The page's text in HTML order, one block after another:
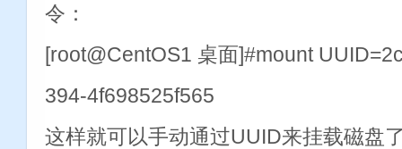
令：
[root@CentOS1 桌面]#mount
394-4f698525f565
这样就可以手动通过UUID来挂载磁